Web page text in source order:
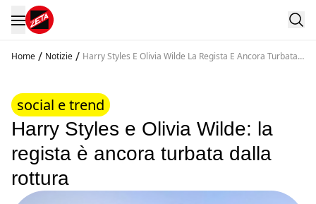
Home / Notizie / Harry Styles E Olivia Wilde La Regista E Ancora Turbata
social e trend
Harry Styles e Olivia Wilde: la
regista è ancora turbata dalla
rottura